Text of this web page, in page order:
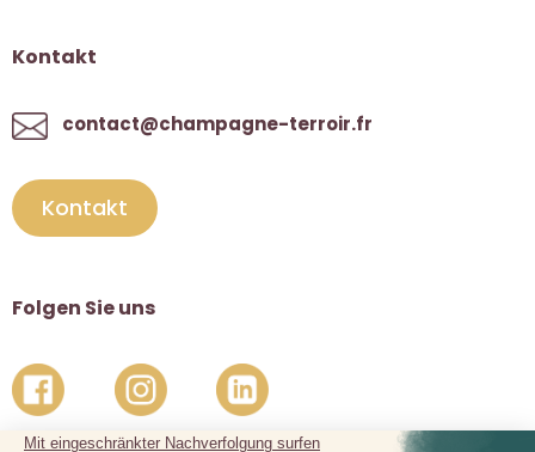
Kontakt
contact@champagne-terroir.fr
Kontakt
Folgen Sie uns